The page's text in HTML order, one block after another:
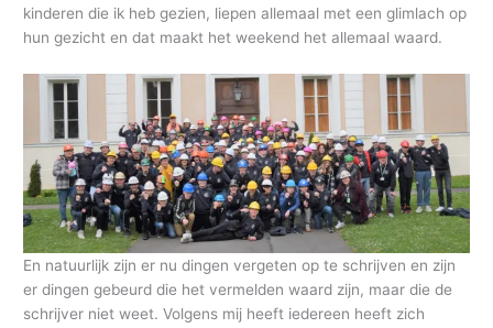
kinderen die ik heb gezien, liepen allemaal met een glimlach op
hun gezicht en dat maakt het weekend het allemaal waard.
En natuurlijk zijn er nu dingen vergeten op te schrijven en zijn
er dingen gebeurd die het vermelden waard zijn, maar die de
schrijver niet weet. Volgens mij heeft iedereen heeft zich